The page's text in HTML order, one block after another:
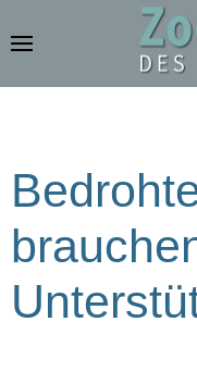
Zum Hauptinhalt